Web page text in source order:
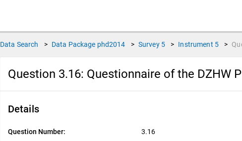
Data Search > Data Package phd2014 > Survey 5 > Instrument 5 >
Question 3.16: Questionnaire of the DZHW
Details
Question Number:
3.16